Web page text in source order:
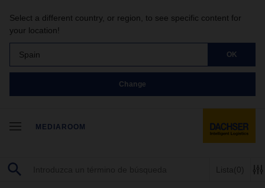
Select a different country, or region, to see specific content for
your location!
Spain OK
Change
MEDIAROOM
Lista (0)